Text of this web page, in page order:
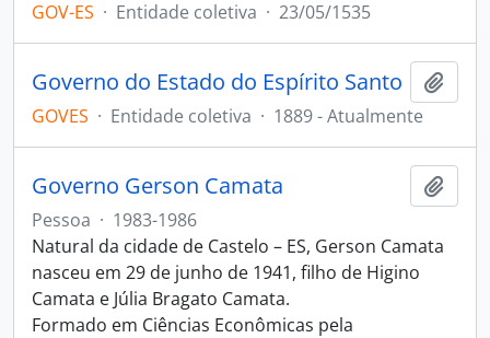
GOV-ES · Entidade coletiva · 23/05/1535
Governo do Estado do Espírito Santo
GOVES · Entidade coletiva · 1889 - Atualmente
Governo Gerson Camata
Pessoa · 1983-1986
Natural da cidade de Castelo – ES, Gerson Camata
nasceu em 29 de junho de 1941, filho de Higino
Camata e Júlia Bragato Camata.
Formado em Ciências Econômicas pela